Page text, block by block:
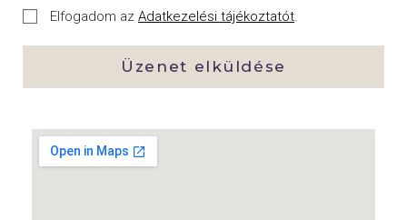
Elfogadom az Adatkezelési tájékoztatót.
Üzenet elküldése